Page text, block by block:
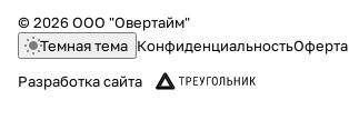
© 2026 ООО "Овертайм"
Темная тема КонфиденциальностьОферта
Разработка сайта